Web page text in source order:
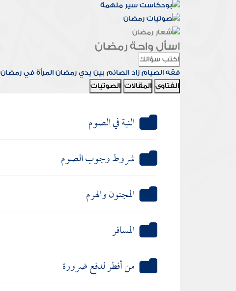
اسأل واحة رمضان
فقه الصيام زاد الصائم بين يدي رمضان المرأة في رمضان
الفتاوى المقالات الصوتيات
النية في الصوم
شروط وجوب الصوم
المجنون والهرم
المسافر
من أفطر لدفع ضرورة